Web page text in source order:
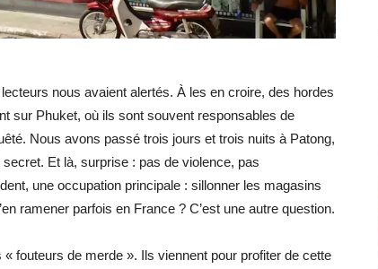
nous avaient alertés. À les en croire, des hordes
sur Phuket, où ils sont souvent responsables de
Nous avons passé trois jours et trois nuits à Patong,
Et là, surprise : pas de violence, pas
une occupation principale : sillonner les magasins
ramener parfois en France ? C’est une autre question.
fouteurs de merde ». Ils viennent pour profiter de cette